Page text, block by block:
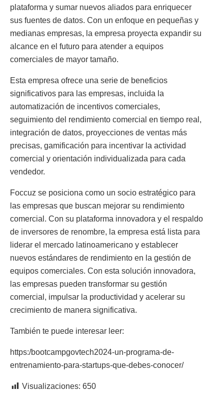
plataforma y sumar nuevos aliados para enriquecer
sus fuentes de datos. Con un enfoque en pequeñas y
medianas empresas, la empresa proyecta expandir su
alcance en el futuro para atender a equipos
comerciales de mayor tamaño.
Esta empresa ofrece una serie de beneficios
significativos para las empresas, incluida la
automatización de incentivos comerciales,
seguimiento del rendimiento comercial en tiempo real,
integración de datos, proyecciones de ventas más
precisas, gamificación para incentivar la actividad
comercial y orientación individualizada para cada
vendedor.
Foccuz se posiciona como un socio estratégico para
las empresas que buscan mejorar su rendimiento
comercial. Con su plataforma innovadora y el respaldo
de inversores de renombre, la empresa está lista para
liderar el mercado latinoamericano y establecer
nuevos estándares de rendimiento en la gestión de
equipos comerciales. Con esta solución innovadora,
las empresas pueden transformar su gestión
comercial, impulsar la productividad y acelerar su
crecimiento de manera significativa.
También te puede interesar leer:
https:/bootcampgovtech2024-un-programa-de-
entrenamiento-para-startups-que-debes-conocer/
Visualizaciones: 650